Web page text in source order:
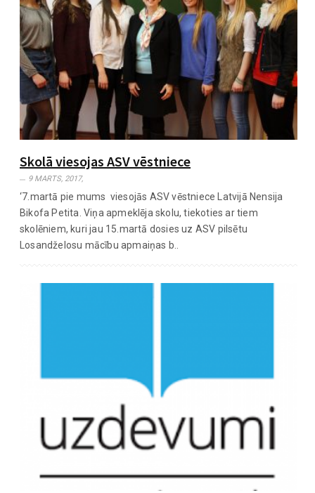
Skolā viesojas ASV vēstniece
9 MARTS, 2017,
‘7.martā pie mums viesojās ASV vēstniece Latvijā Nensija
Bikofa Petita. Viņa apmeklēja skolu, tiekoties ar tiem
skolēniem, kuri jau 15.martā dosies uz ASV pilsētu
Losandželosu mācību apmaiņas b..